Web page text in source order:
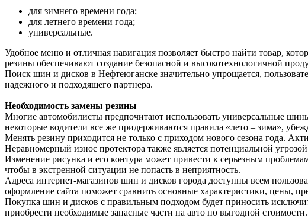
для зимнего времени года;
для летнего времени года;
универсальные.
Удобное меню и отличная навигация позволяет быстро найти товар,
резины обеспечивают создание безопасной и высокотехнологичной
Поиск шин и дисков в Нефтеюганске значительно упрощается,
надежного и подходящего партнера.
Необходимость замены резины
Многие автомобилисты предпочитают использовать универсальные
некоторые водители все же придерживаются правила «лето – зима»,
Менять резину приходится не только с приходом нового сезона года.
Неравномерный износ протектора также является потенциальной
Изменение рисунка и его контура может привести к серьезным
чтобы в экстренной ситуации не попасть в неприятность.
Адреса интернет-магазинов шин и дисков города доступны всем
оформление сайта поможет сравнить основные характеристики, цены,
Покупка шин и дисков с правильным подходом будет приносить
приобрести необходимые запасные части на авто по выгодной